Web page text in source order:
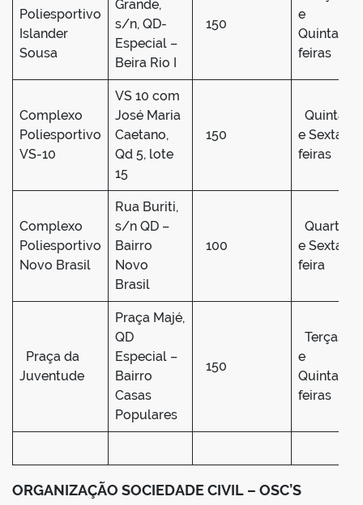
Poliesportivo
Islander
Sousa
Grande,
s/n, QD-
Especial –
Beira Rio I
150
e
Quintas
feiras
Complexo
Poliesportivo
VS-10
VS 10 com
José Maria
Caetano,
Qd 5, lote
15
150
Quinta
e Sexta
feiras
Complexo
Poliesportivo
Novo Brasil
Rua Buriti,
s/n QD –
Bairro
Novo
Brasil
100
Quarta
e Sexta
feira
Praça da
Juventude
Praça Majé,
QD
Especial –
Bairro
Casas
Populares
150
Terças
e
Quintas
feiras
ORGANIZAÇÃO SOCIEDADE CIVIL – OSC’S